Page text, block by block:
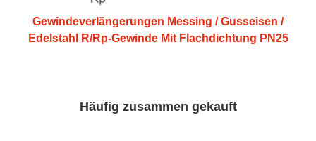
Gewindeverlängerungen Messing / Gusseisen /
Edelstahl R/Rp-Gewinde Mit Flachdichtung PN25
Häufig zusammen gekauft